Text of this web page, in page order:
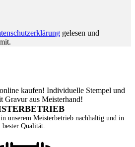
gelesen und
unserem Meisterbetrieb nachhaltig und in
bester Qualität.